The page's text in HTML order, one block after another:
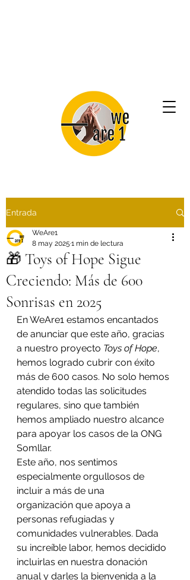
Entrada
🎁 Toys of Hope Sigue
Creciendo: Más de 600
Sonrisas en 2025
WeAre1
8 may 2025 1 min de lectura
En WeAre1 estamos encantados
de anunciar que este año, gracias
a nuestro proyecto Toys of Hope,
hemos logrado cubrir con éxito
más de 600 casos. No solo hemos
atendido todas las solicitudes
regulares, sino que también
hemos ampliado nuestro alcance
para apoyar los casos de la ONG
Somllar.
Este año, nos sentimos
especialmente orgullosos de
incluir a más de una
organización que apoya a
personas refugiadas y
comunidades vulnerables. Dada
su increíble labor, hemos decidido
incluirlas en nuestra donación
anual y darles la bienvenida a la